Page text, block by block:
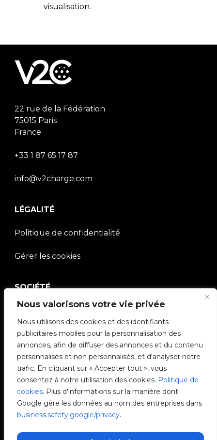
Nous valorisons votre vie privée
Nous utilisons des cookies et des identifiants
publicitaires mobiles pour la personnalisation des
annonces, afin de diffuser des annonces et du contenu
personnalisés et non personnalisés, et d'analyser notre
trafic. En cliquant sur « Accepter tout », vous
consentez à notre utilisation des cookies. Politique de
cookies. Plus d'informations sur la manière dont
Google gère les données au nom des entreprises dans
business.safety.google/privacy.
visualisation.
22 rue de la Fédération
75015 Paris
France
+33 1 87 65 17 87
info@v2charge.com
LÉGALITÉ
Politique de confidentialité
Gérer les cookies
SOCIÉTÉ
Communauté V2C
e-Chargers
V2C Cloud
V2C Payments
Blog